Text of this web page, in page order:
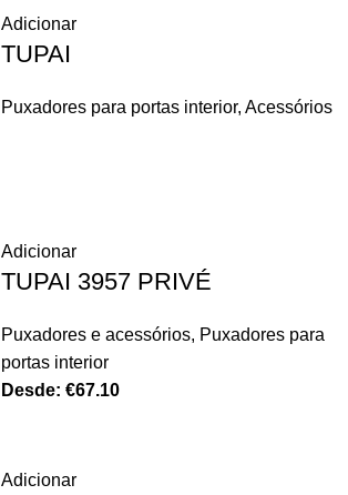
Adicionar
TUPAI
Puxadores para portas interior, Acessórios
Adicionar
TUPAI 3957 PRIVÉ
Puxadores e acessórios, Puxadores para
portas interior
Desde: €67.10
Adicionar